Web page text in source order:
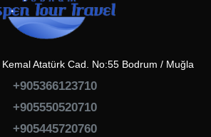
Atatürk Cad. No:55 Bodrum / Muğla
+905366123710
+905550520710
+905445720760